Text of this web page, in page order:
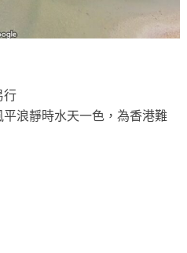
行
浪靜時水天一色，為香港難